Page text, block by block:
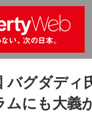
バグダディ
にも大義